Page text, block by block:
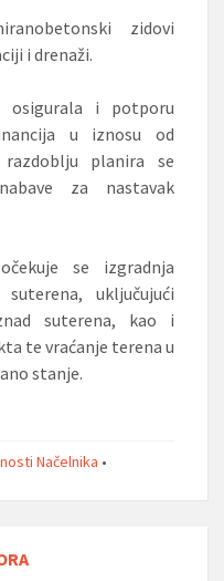
zidovi
i drenaži.
i potporu
u iznosu od
razdoblju planira se
za nastavak
se izgradnja
uključujući
suterena, kao i
te vraćanje terena u
stanje.
Načelnika •